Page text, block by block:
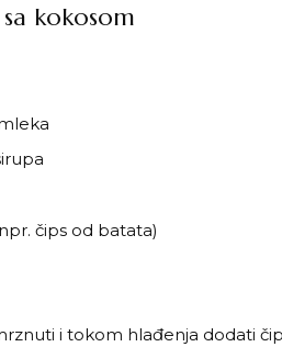
kokosom
čips od batata)
i tokom hlađenja dodati